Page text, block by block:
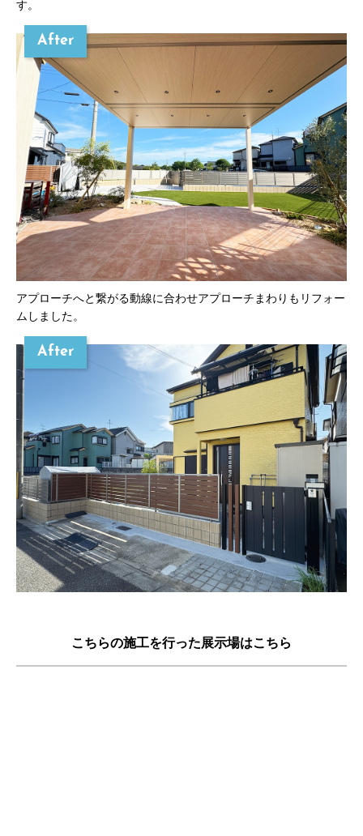
す。
After
アプローチへと繋がる動線に合わせアプローチまわりもリフォー
ムしました。
After
こちらの施工を行った展示場はこちら